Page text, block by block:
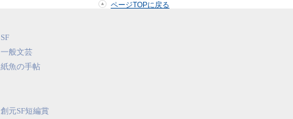
ページTOPに戻る
SF
一般文芸
紙魚の手帖
創元SF短編賞